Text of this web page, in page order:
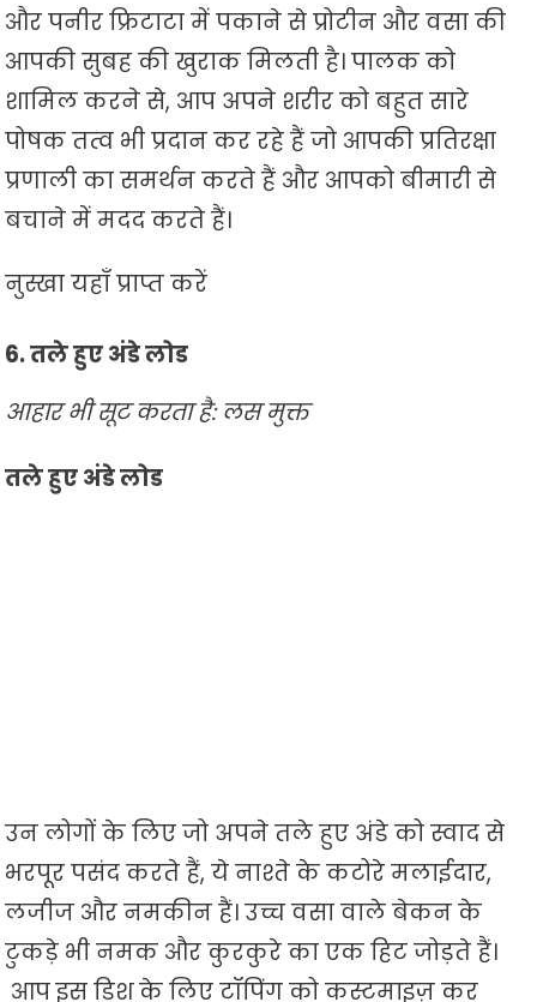
और पनीर फ्रिटाटा में पकाने से प्रोटीन और वसा की
आपकी सुबह की खुराक मिलती है। पालक को
शामिल करने से, आप अपने शरीर को बहुत सारे
पोषक तत्व भी प्रदान कर रहे हैं जो आपकी प्रतिरक्षा
प्रणाली का समर्थन करते हैं और आपको बीमारी से
बचाने में मदद करते हैं।
नुस्खा यहाँ प्राप्त करें
6. तले हुए अंडे लोड
आहार भी सूट करता है: लस मुक्त
तले हुए अंडे लोड
उन लोगों के लिए जो अपने तले हुए अंडे को स्वाद से
भरपूर पसंद करते हैं, ये नाश्ते के कटोरे मलाईदार,
लजीज और नमकीन हैं। उच्च वसा वाले बेकन के
टुकड़े भी नमक और कुरकुरे का एक हिट जोड़ते हैं।
आप इस डिश के लिए टॉपिंग को कस्टमाइज़ कर